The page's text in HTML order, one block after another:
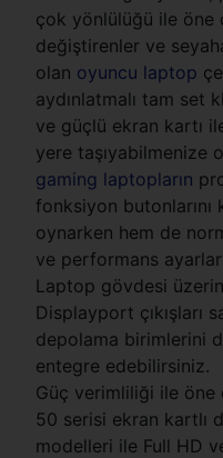
çok yönlülüğü ile öne
değiştirenler ve
olan oyuncu laptop
aydınlatmalı tam set
ve güçlü ekran kartı
yere taşıyabilmenize
gaming laptopların
fonksiyon
oynarken hem de
ve performans
Laptop gövdesi
Displayport çıkışları
depolama birimlerini
entegre edebilirsiniz.
Güç verimliliği ile öne
50 serisi ekran kartlı
modelleri ile Full HD